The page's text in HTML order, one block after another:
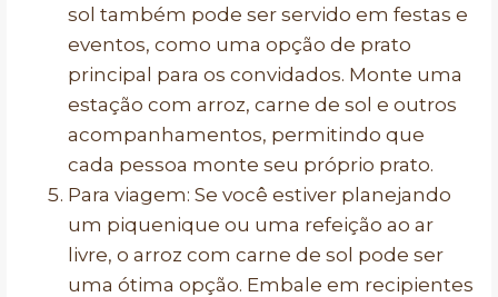
sol também pode ser servido em festas e
eventos, como uma opção de prato
principal para os convidados. Monte uma
estação com arroz, carne de sol e outros
acompanhamentos, permitindo que
cada pessoa monte seu próprio prato.
Para viagem: Se você estiver planejando
um piquenique ou uma refeição ao ar
livre, o arroz com carne de sol pode ser
uma ótima opção. Embale em recipientes